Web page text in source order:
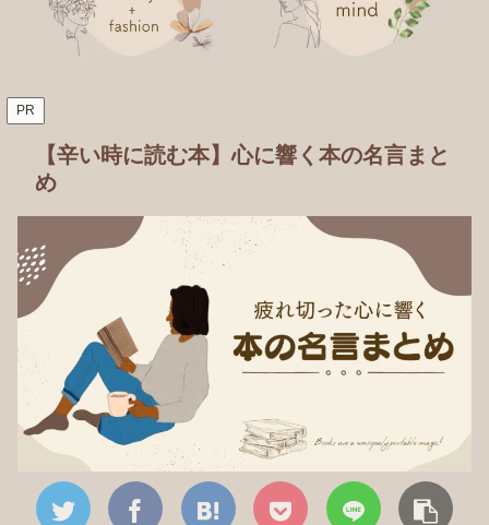
PR
【辛い時に読む本】心に響く本の名言まと
め